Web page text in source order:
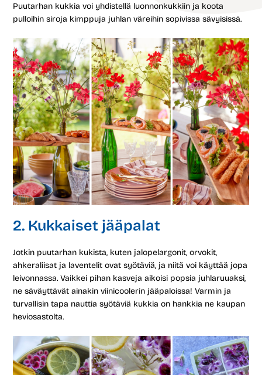
Puutarhan kukkia voi yhdistellä luonnonkukkiin ja koota
pulloihin siroja kimppuja juhlan väreihin sopivissa sävyisissä.
2. Kukkaiset jääpalat
Jotkin puutarhan kukista, kuten jalopelargonit, orvokit,
ahkeraliisat ja laventelit ovat syötäviä, ja niitä voi käyttää jopa
leivonnassa. Vaikkei pihan kasveja aikoisi popsia juhlaruuaksi,
ne säväyttävät ainakin viinicoolerin jääpaloissa! Varmin ja
turvallisin tapa nauttia syötäviä kukkia on hankkia ne kaupan
heviosastolta.